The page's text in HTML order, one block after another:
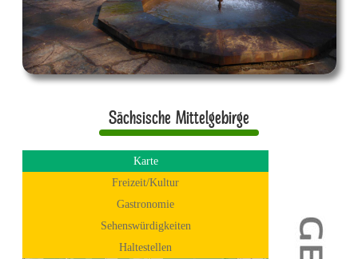
Sächsische Mittelgebirge